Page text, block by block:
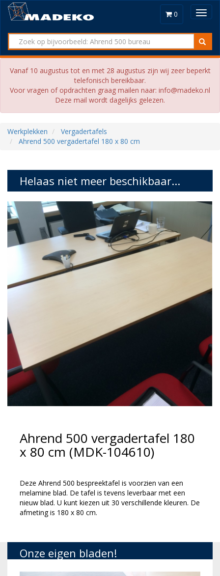
0
Vanaf 10 augustus tot en met 28 augustus zijn wij zeer beperkt
telefonisch bereikbaar.
Voor vragen of opdrachten graag mailen naar: info@madeko.nl
Deze mail wordt dagelijks gelezen.
Werkplekken
Vergadertafels
Ahrend 500 vergadertafel 180 x 80 cm
Helaas niet meer beschikbaar...
Ahrend 500 vergadertafel 180
x 80 cm (MDK-104610)
Deze Ahrend 500 bespreektafel is voorzien van een
melamine blad. De tafel is tevens leverbaar met een
nieuw blad. U kunt kiezen uit 30 verschillende kleuren. De
afmeting is 180 x 80 cm.
Onze eigen bladen!